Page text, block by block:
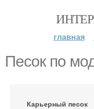
главная
Песок по
Карьерный песок